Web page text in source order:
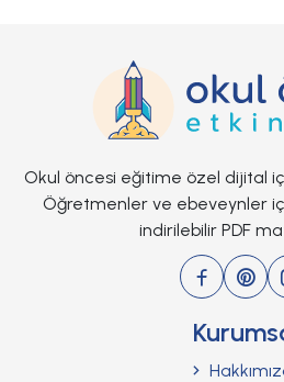
Okul öncesi eğitime özel dijital
Öğretmenler ve ebeveynler
indirilebilir PDF